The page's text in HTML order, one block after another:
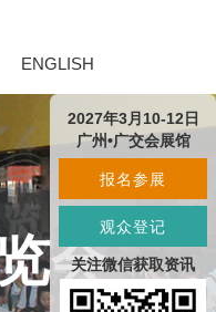
ENGLISH
会
2027年3月10-12日
广州•广交会展馆
报名参展
观众登记
关注微信获取资讯